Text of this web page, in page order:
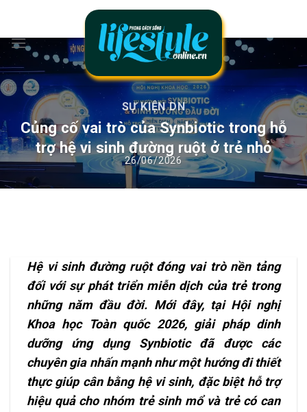
nội
dung
SỰ KIỆN DN
Củng cố vai trò của Synbiotic trong hỗ
trợ hệ vi sinh đường ruột ở trẻ nhỏ
Hệ vi sinh đường ruột đóng vai trò nền tảng
đối với sự phát triển miễn dịch của trẻ trong
những năm đầu đời. Mới đây, tại Hội nghị
Khoa học Toàn quốc 2026, giải pháp dinh
dưỡng ứng dụng Synbiotic đã được các
chuyên gia nhấn mạnh như một hướng đi thiết
thực giúp cân bằng hệ vi sinh, đặc biệt hỗ trợ
hiệu quả cho nhóm trẻ sinh mổ và trẻ có can